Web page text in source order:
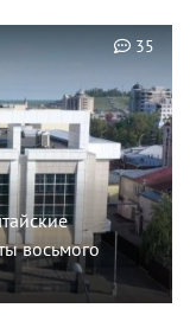
восьмого
35